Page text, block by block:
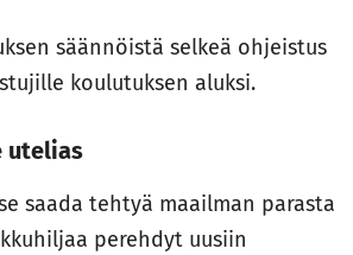
säännöistä selkeä ohjeistus
koulutuksen aluksi.
utelias
saada tehtyä maailman parasta
perehdyt uusiin